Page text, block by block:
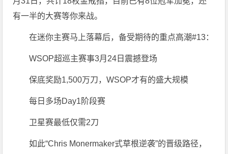
有一半的大赛等你来战。
在迷你主赛马上落幕后，备受期待的重点高潮#13：
WSOP超巡主赛事3月24日震撼登场
保底奖励1,500万刀，WSOP才有的盛大规模
每日多场Day1阶段赛
卫星赛最低仅需2刀
如此“Chris Monermaker式草根逆袭”的晋级路径，